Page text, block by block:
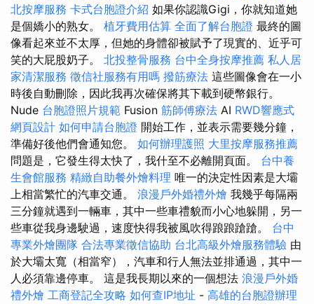
北按摩服務 卡式台胞證介紹 如果你認識Gigi，你就知道她
是個嬌小的熟女。 植牙費用估算 全面了解台胞證 最終的圖
像看起來並不太厚，但她的身體卻被賦予了現實的、近乎可
笑的大屁股奶子。 北投整骨服務 台中全身按摩推薦 私人居
家清潔服務 徵信社服務有用嗎 撥筋療法 這些圖像會在一小
時後自動刪除，因此我再次確保將其下載到硬幣銀行。
Nude 台胞證照片規範 Fusion 筋師傅療法 AI RWD響應式
網頁設計 如何申請台胞證 開始工作，並表示需要幾分鐘，
準備好後他們會通知您。 如何辦理護照 大里按摩服務推薦
問題是，它發生得太快了，我什至不必離開頁面。 台中養
生會館服務 精緻自助餐外燴料理 唯一的決定性因素是大壩
上相當繁忙的汽車交通。 浪漫戶外婚禮外燴 我幾乎每隔兩
三分鐘就遇到一輛車，其中一些車禮貌而小心地躲開，另一
些車從我身邊駛過，速度快得我被風吹得踉踉蹌蹌。 台中
專業外燴團隊 合法專業徵信協助 台北高級外燴服務體驗 由
於大壩太寬（相當窄），汽車和行人無法並排通過，其中一
人必須靠邊停車。 這是我長期以來的一個想法 浪漫戶外婚
禮外燴 工商登記全攻略 如何查IP地址 - 高雄的台胞證辦理